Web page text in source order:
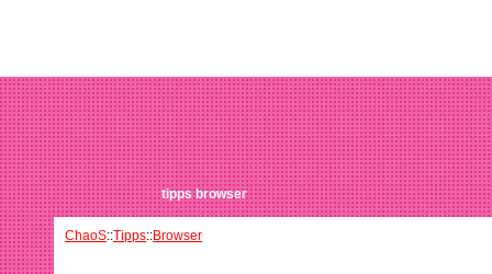
tipps browser
ChaoS::Tipps::Browser